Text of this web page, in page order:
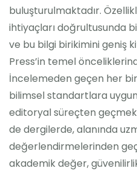
buluşturulmaktadır.
ihtiyaçları doğrultusunda
ve bu bilgi birikimini geniş
Press’in temel
İncelemeden geçen her bir
bilimsel standartlara
editoryal süreçten
de dergilerde, alanında
değerlendirmelerinden
akademik değer,